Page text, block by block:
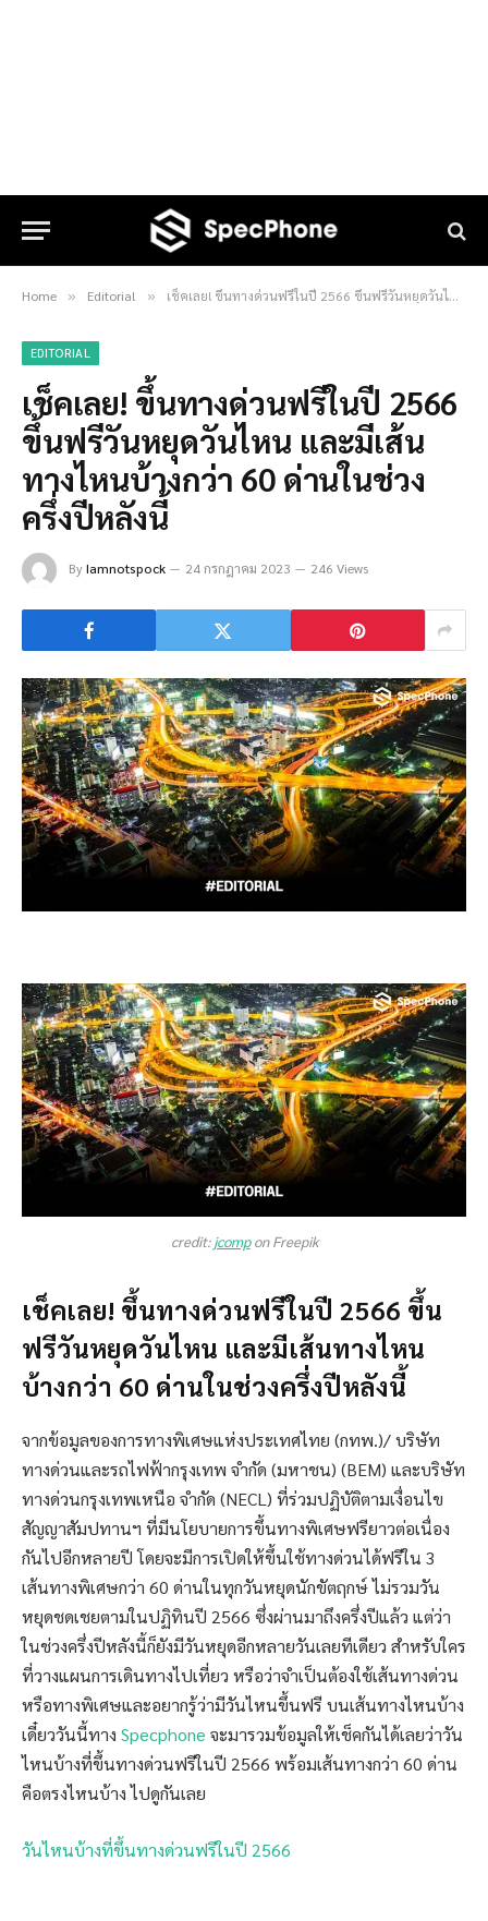
Home » Editorial » เช็คเลย! ขึ้นทางด่วนฟรีในปี 2566 ขึ้นฟรีวันหยุดวันไหน และมีเส้นทางไหนบ้างกว่า 60 ด่านในช่วงครึ่งปีหลังนี้
EDITORIAL
เช็คเลย! ขึ้นทางด่วนฟรีในปี 2566
ขึ้นฟรีวันหยุดวันไหน และมีเส้น
ทางไหนบ้างกว่า 60 ด่านในช่วง
ครึ่งปีหลังนี้
ByIamnotspock 24 กรกฎาคม 2023 246 Views
credit:jcompon Freepik
เช็คเลย! ขึ้นทางด่วนฟรีในปี 2566 ขึ้น
ฟรีวันหยุดวันไหน และมีเส้นทางไหน
บ้างกว่า 60 ด่านในช่วงครึ่งปีหลังนี้
จากข้อมูลของการทางพิเศษแห่งประเทศไทย (กทพ.)/ บริษัท
ทางด่วนและรถไฟฟ้ากรุงเทพ จำกัด (มหาชน) (BEM) และบริษัท
ทางด่วนกรุงเทพเหนือ จำกัด (NECL) ที่ร่วมปฏิบัติตามเงื่อนไข
สัญญาสัมปทานฯ ที่มีนโยบายการขึ้นทางพิเศษฟรียาวต่อเนื่อง
กันไปอีกหลายปี โดยจะมีการเปิดให้ขึ้นใช้ทางด่วนได้ฟรีใน 3
เส้นทางพิเศษกว่า 60 ด่านในทุกวันหยุดนักขัตฤกษ์ ไม่รวมวัน
หยุดชดเชยตามในปฏิทินปี 2566 ซึ่งผ่านมาถึงครึ่งปีแล้ว แต่ว่า
ในช่วงครึ่งปีหลังนี้ก็ยังมีวันหยุดอีกหลายวันเลยทีเดียว สำหรับใคร
ที่วางแผนการเดินทางไปเที่ยว หรือว่าจำเป็นต้องใช้เส้นทางด่วน
หรือทางพิเศษและอยากรู้ว่ามีวันไหนขึ้นฟรี บนเส้นทางไหนบ้าง
เดี๋ยววันนี้ทาง Specphone จะมารวมข้อมูลให้เช็คกันได้เลยว่าวัน
ไหนบ้างที่ขึ้นทางด่วนฟรีในปี 2566 พร้อมเส้นทางกว่า 60 ด่าน
คือตรงไหนบ้าง ไปดูกันเลย
วันไหนบ้างที่ขึ้นทางด่วนฟรีในปี 2566